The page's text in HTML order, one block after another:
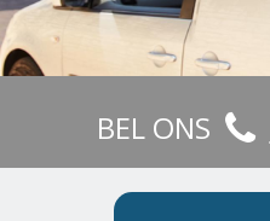
BEL ONS